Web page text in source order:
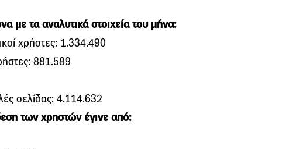
με τα αναλυτικά στοιχεία του μήνα:
χρήστες: 1.334.490
881.589
σελίδας: 4.114.632
των χρηστών έγινε από: